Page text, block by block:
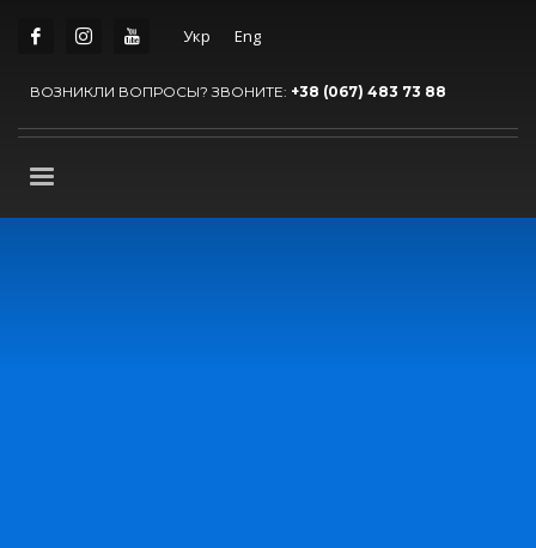
Укр Eng
ВОЗНИКЛИ ВОПРОСЫ? ЗВОНИТЕ: +38 (067) 483 73 88